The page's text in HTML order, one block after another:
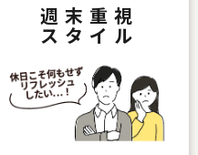
週末重視
スタイル